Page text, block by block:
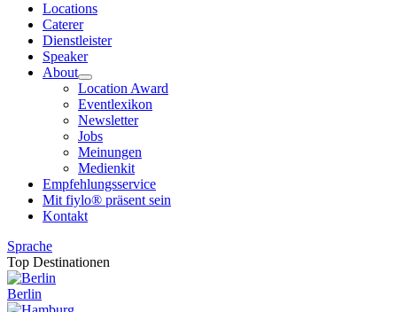
Locations
Caterer
Dienstleister
Speaker
About
Location Award
Eventlexikon
Newsletter
Jobs
Meinungen
Medienkit
Empfehlungsservice
Mit fiylo® präsent sein
Kontakt
Sprache
Top Destinationen
Berlin